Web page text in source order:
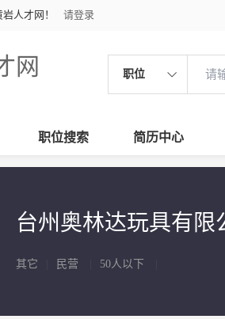
人才网！ 请登录
网 职位
职位搜索 简历中心
台州奥林达玩具有限
其它 民营 50人以下